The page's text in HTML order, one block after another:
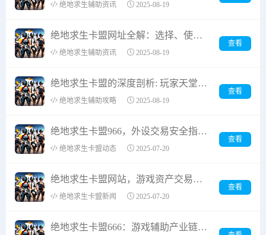
绝地求生辅助资讯 2025-08-19
绝地求生卡盟网址全解：选择、使用及风险管理
绝地求生辅助资讯 2025-08-19
查看
绝地求生卡盟的深度剖析: 玩家天堂还是作弊温床?
绝地求生辅助攻略 2025-08-19
查看
绝地求生卡盟966，外设交易安全指南-平台运营深度解析
绝地求生卡盟动态 2025-07-20
查看
绝地求生卡盟网站，游戏资产交易平台全解析
绝地求生卡盟新闻 2025-07-20
查看
绝地求生卡盟666：游戏辅助产业链深度解析与风险防范